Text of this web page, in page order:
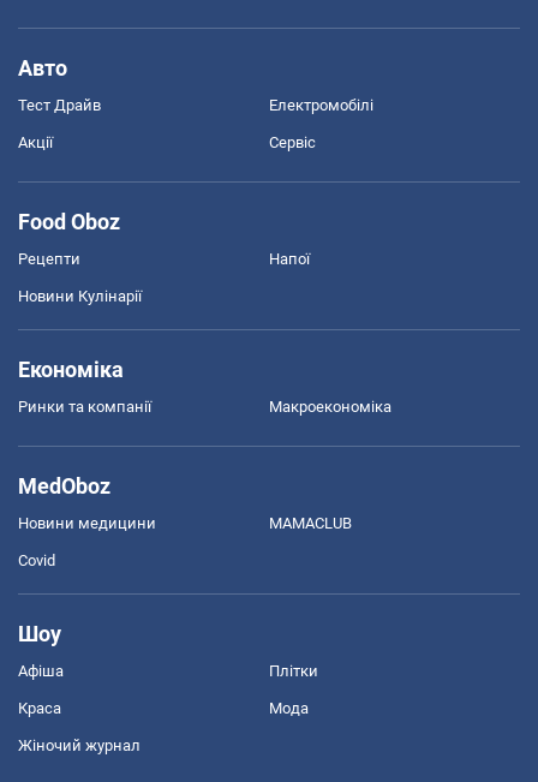
Авто
Тест Драйв Електромобілі
Акції Сервіс
Food Oboz
Рецепти Напої
Новини Кулінарії
Економіка
Ринки та компанії Макроекономіка
MedOboz
Новини медицини MAMACLUB
Covid
Шоу
Афіша Плітки
Краса Мода
Жіночий журнал